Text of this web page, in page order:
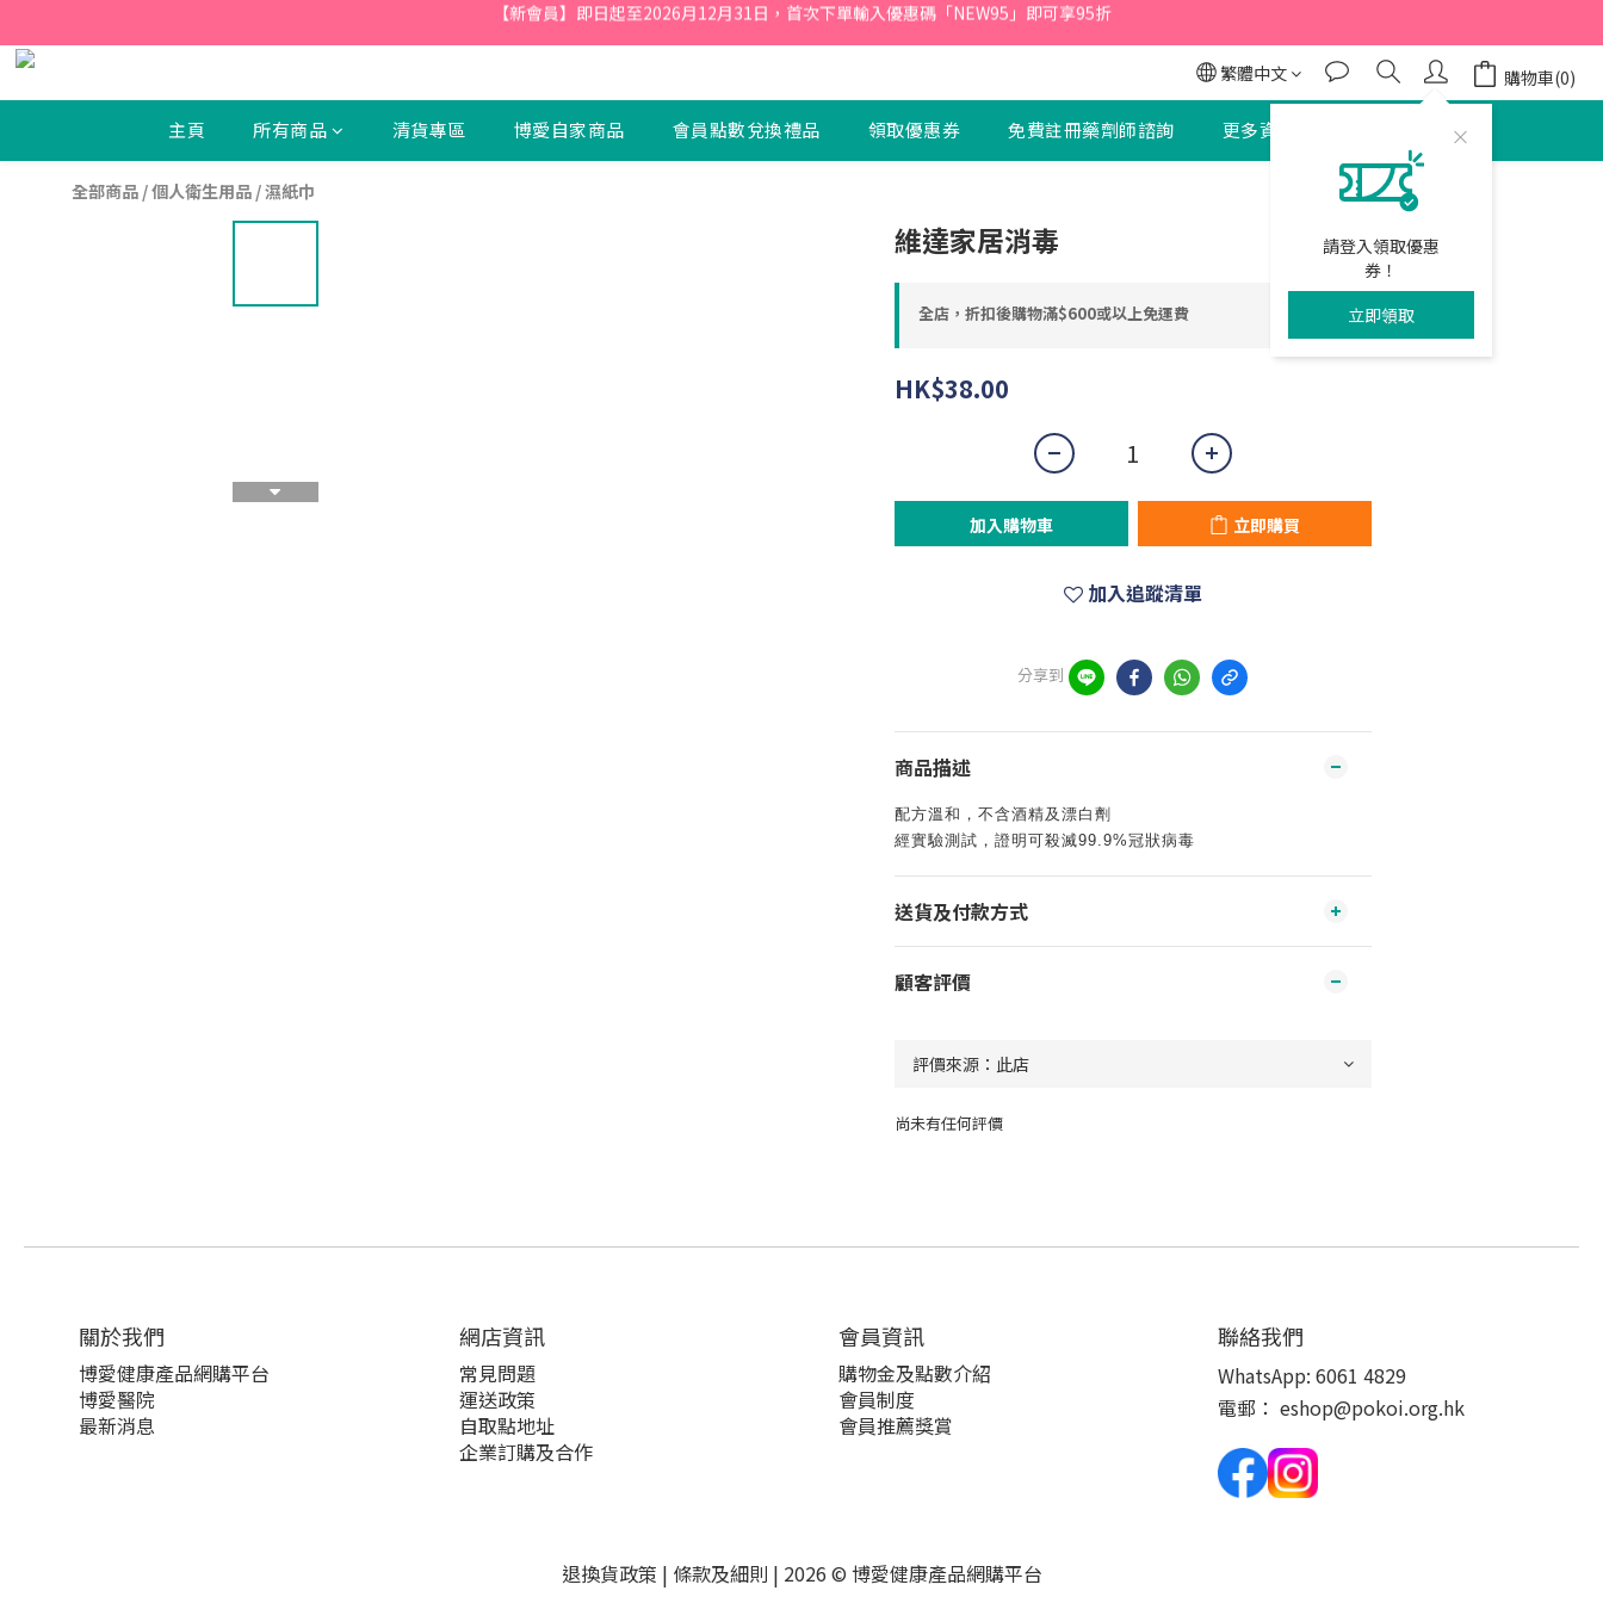
【新會員】即日起至2026月12月31日，首次下單輸入優惠碼「NEW95」即可享95折
本平台所出售之貨品為原裝行貨，購物滿港幣$600或以上免費送貨
【新會員】即日起至2026月12月31日，首次下單輸入優惠碼「NEW95」即可享95折
繁體中文
請登入領取優惠
券！
立即領取
購物車(0)
主頁 所有商品 清貨專區 博愛自家商品 會員點數兌換禮品 領取優惠券 免費註冊藥劑師諮詢 更多資訊
全部商品 /個人衛生用品 /濕紙巾
維達家居消毒
全店，折扣後購物滿$600或以上免運費
HK$38.00
加入購物車 立即購買
加入追蹤清單
分享到
商品描述
配方溫和，不含酒精及漂白劑
經實驗測試，證明可殺滅99.9%冠狀病毒
送貨及付款方式
顧客評價
尚未有任何評價
立即購買
關於我們‎
博愛健康產品網購平台
博愛醫院
最新消息
網店資訊
常見問題
運送政策
自取點地址
企業訂購及合作
會員資訊
購物金及點數介紹
會員制度
會員推薦獎賞
聯絡我們
WhatsApp: 6061 4829
電郵： eshop@pokoi.org.hk
退換貨政策 | 條款及細則 | 2026 © 博愛健康產品網購平台